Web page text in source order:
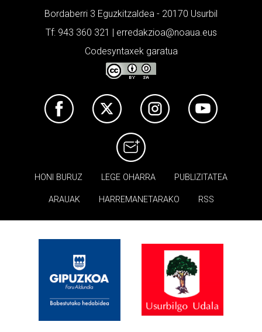
Bordaberri 3 Eguzkitzaldea - 20170 Usurbil
Tf: 943 360 321 | erredakzioa@noaua.eus
Codesyntaxek garatua
HONI BURUZ LEGE OHARRA PUBLIZITATEA
ARAUAK HARREMANETARAKO RSS